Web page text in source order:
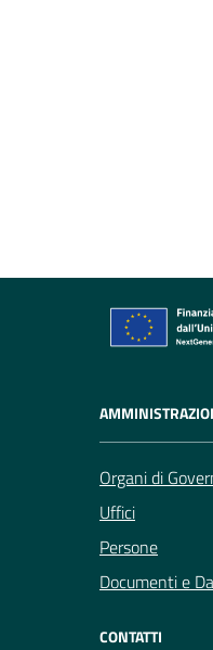
Organi di
Uffici
Persone
Documenti e
CONTATTI